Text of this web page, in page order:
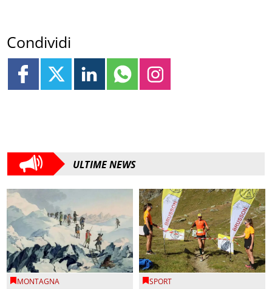
Condividi
ULTIME NEWS
MONTAGNA SPORT